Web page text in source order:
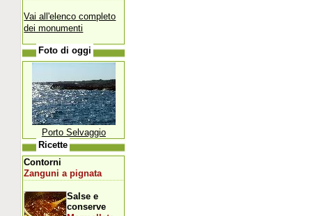
Vai all'elenco completo
dei monumenti
Foto di oggi
Porto Selvaggio
Ricette
Contorni
Zanguni a pignata
Salse e
conserve